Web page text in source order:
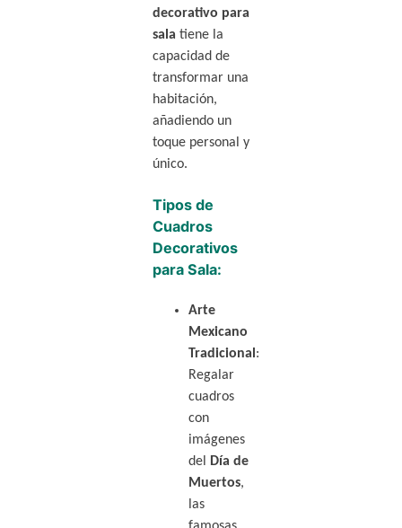
decorativo para
sala tiene la
capacidad de
transformar una
habitación,
añadiendo un
toque personal y
único.
Tipos de
Cuadros
Decorativos
para Sala:
Arte
Mexicano
Tradicional :
Regalar
cuadros
con
imágenes
del
Día de
Muertos,
las